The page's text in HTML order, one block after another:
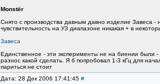
Monstёr
Снято с производства давным давно изделие Завеса
чувствительность на УЗ диапазоне никакая + в
Завеса
Единственное - эти эксперименты не на биении были -
разнос какой сделать. Я б попробовал 1-3 кГц для
париться не стоит
Дата: 28 Дек 2006 17:41:45 #